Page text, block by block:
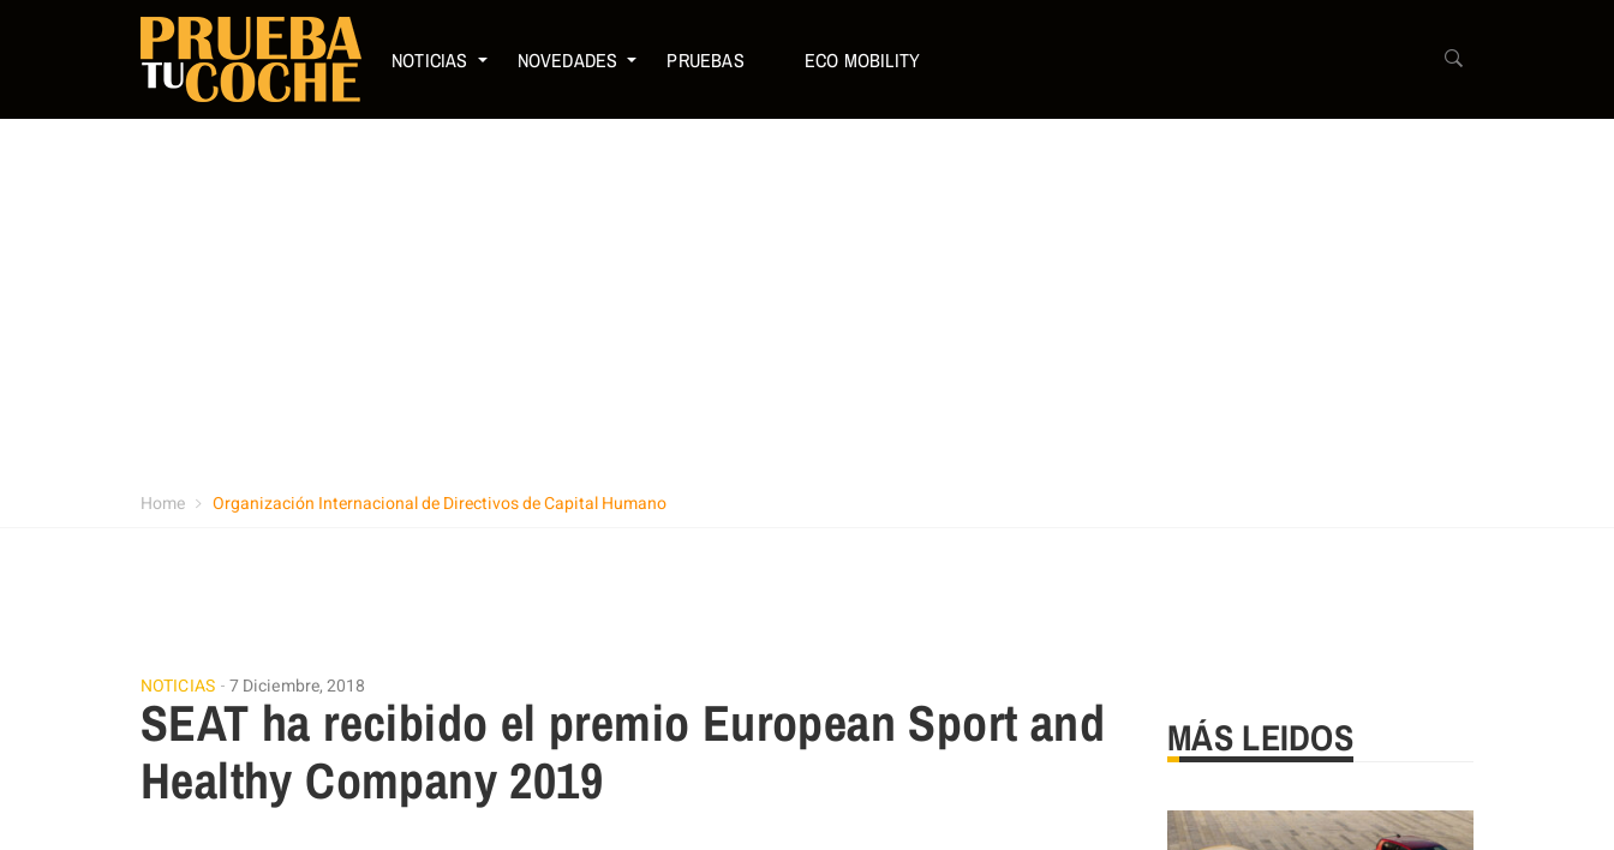
NOTICIAS NOVEDADES PRUEBAS ECO MOBILITY
Home Organización Internacional de Directivos de Capital Humano
NOTICIAS 7 Diciembre, 2018
SEAT ha recibido el premio European Sport and
Healthy Company 2019
MÁS LEIDOS